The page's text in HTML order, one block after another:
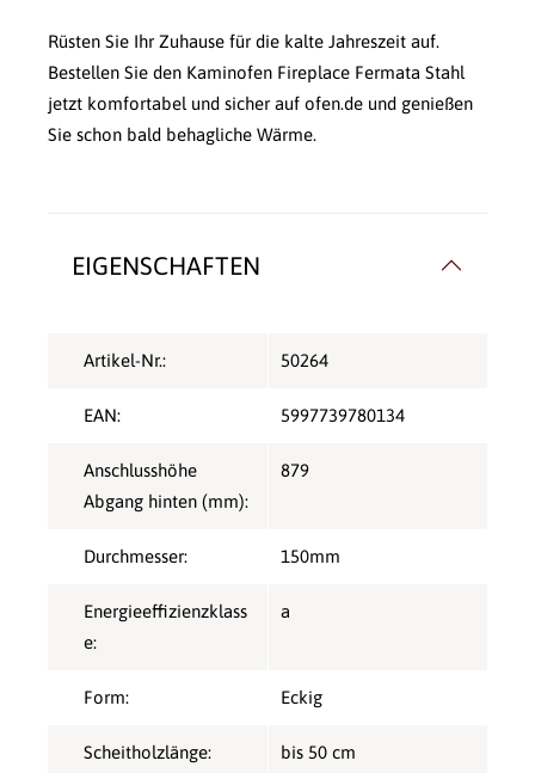
Rüsten Sie Ihr Zuhause für die kalte Jahreszeit auf.
Bestellen Sie den Kaminofen Fireplace Fermata Stahl
jetzt komfortabel und sicher auf ofen.de und genießen
Sie schon bald behagliche Wärme.
EIGENSCHAFTEN
Artikel-Nr.: 50264
EAN: 5997739780134
Anschlusshöhe
Abgang hinten (mm):
879
Durchmesser: 150mm
Energieeffizienzklass
e:
a
Form: Eckig
Scheitholzlänge: bis 50 cm